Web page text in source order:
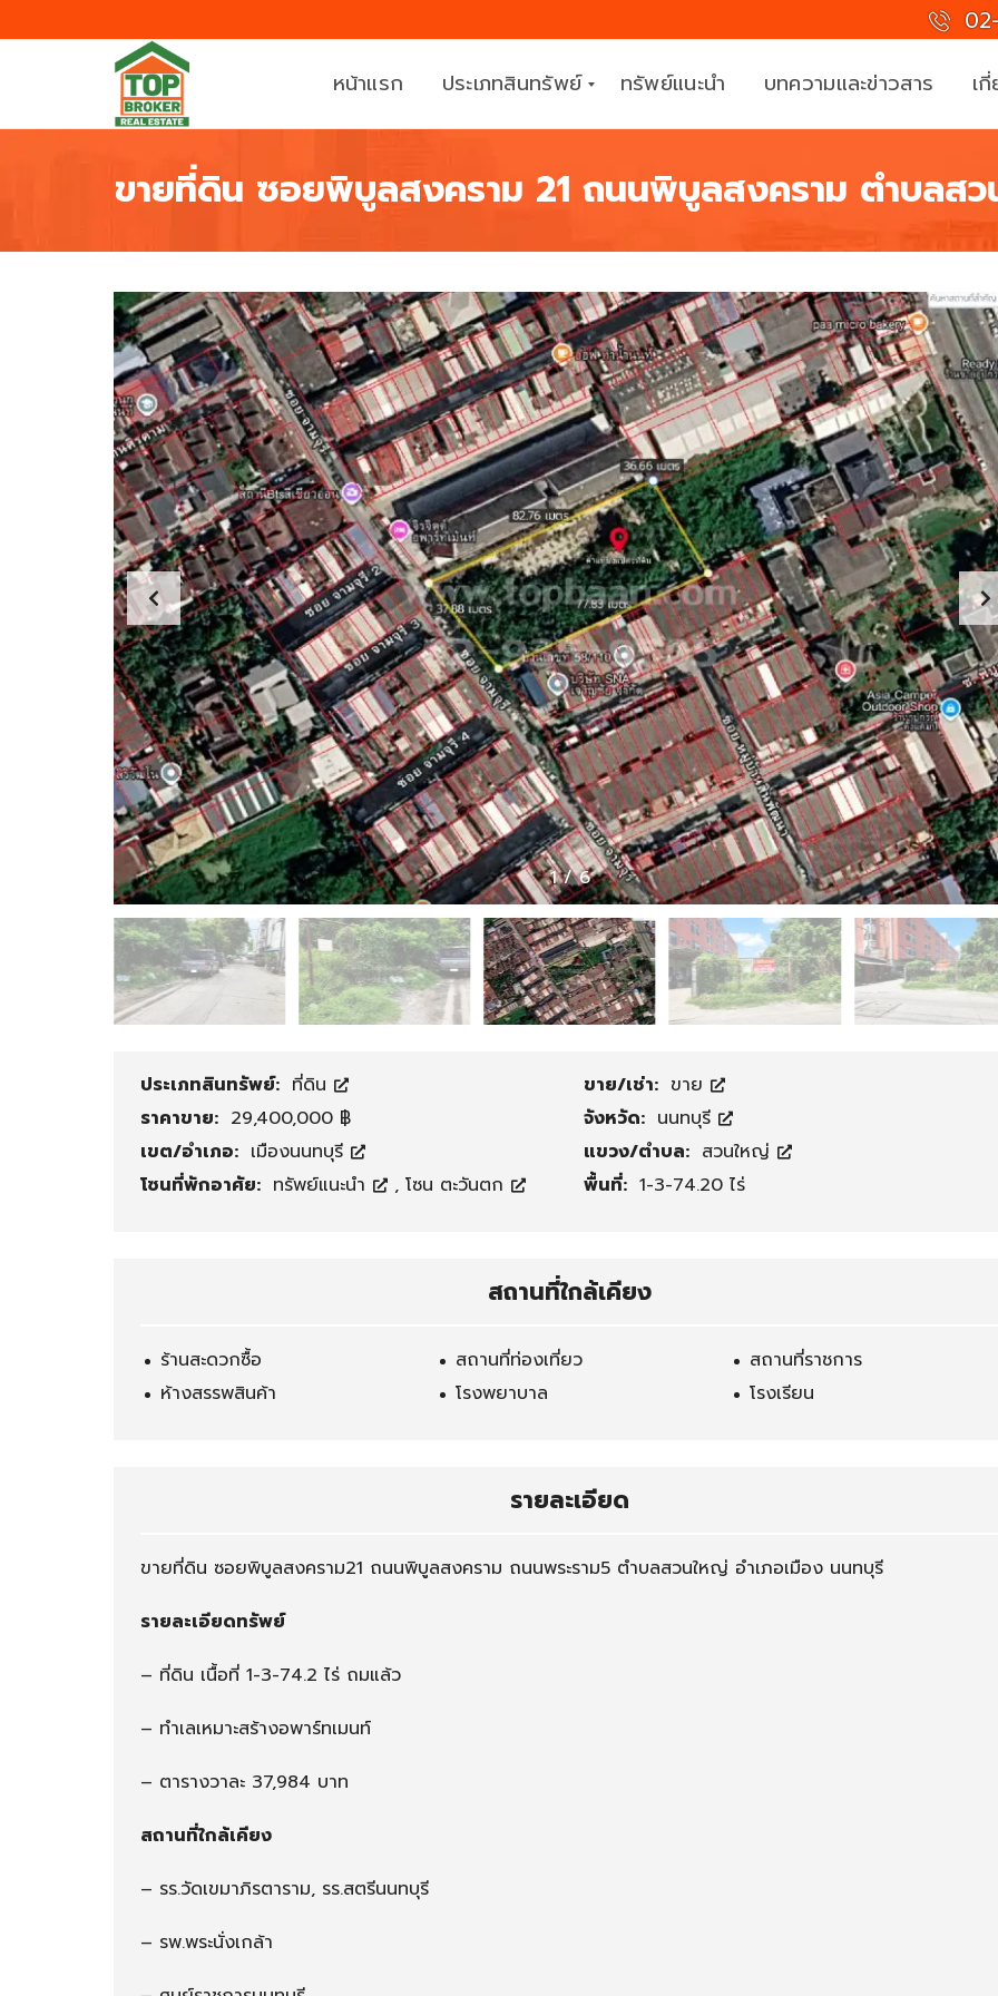
หน้าแรก ประเภทสินทรัพย์
บ้
น
ที่
น
ค
อ
น
โ
ด
มิ
เ
นี
ย
ม
ท
า
ว
น์
เ
ฮ้
า
ส์
/
ท
า
ว
น์
โ
ฮ
ม
อ
พ
า
ร์
ท
เ
ม
น
ท์
/
ห้
อ
ง
เ
ช่
า
ตึ
ก
แ
ถ
ว
/
อ
า
ค
า
ร
พ
า
ณิ
ช
ย์
น
ฟิ
ศ
โ
/
ร้
ทรัพย์แนะนำ บทความและข่าวสาร เ
ที
ง
น
มื
อ
อ
า
ชี
พ
ร่
ว
ม
ง
า
น
กั
บ
เ
ร
า
ภ
า
พ
ก
า
ร
ทำ
ง
า
น
ขายที่ดิน ซอยพิบูลสงคราม 21 ถนนพิบูลสงคราม ตำบลสว
1/6
ประเภทสินทรัพย์: ที่ดิน ขาย/เช่า: ขาย
ราคาขาย: 29,400,000 ฿ จังหวัด: นนทบุรี
เขต/อำเภอ: เมืองนนทบุรี แขวง/ตำบล: สวนใหญ่
โซนที่พักอาศัย: ทรัพย์แนะนำ , โซน ตะวันตก พื้นที่: 1-3-74.20 ไร่
สถานที่ใกล้เคียง
ร้านสะดวกซื้อ สถานที่ท่องเที่ยว
สถานที่ราชการ
ห้างสรรพสินค้า
โรงพยาบาล โรงเรียน
รายละเอียด
ขายที่ดิน ซอยพิบูลสงคราม21 ถนนพิบูลสงคราม ถนนพระราม5 ตำบลสวนใหญ่ อำเภอเมือง นนทบุรี
รายละเอียดทรัพย์
– ที่ดิน เนื้อที่ 1-3-74.2 ไร่ ถมแล้ว
– ทำเลเหมาะสร้างอพาร์ทเมนท์
– ตารางวาละ 37,984 บาท
สถานที่ใกล้เคียง
– รร.วัดเขมาภิรตาราม, รร.สตรีนนทบุรี
– รพ.พระนั่งเกล้า